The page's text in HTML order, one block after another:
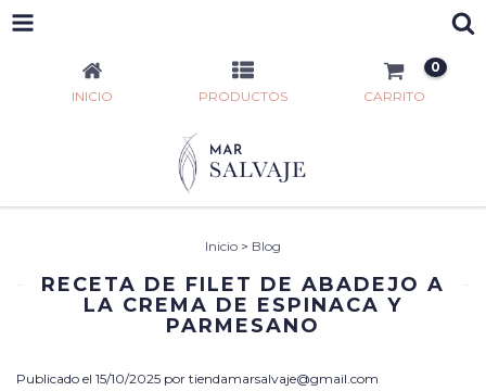
INICIO PRODUCTOS CARRITO
0
Inicio > Blog
RECETA DE FILET DE ABADEJO A
LA CREMA DE ESPINACA Y
PARMESANO
Publicado el 15/10/2025 por tiendamarsalvaje@gmail.com